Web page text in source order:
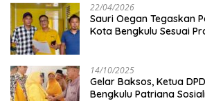
22/04/2026
Sauri Oegan Tegaskan
Kota Bengkulu Sesuai
14/10/2025
‎Gelar Baksos, Ketua
Bengkulu Patriana